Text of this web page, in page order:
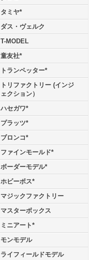
タミヤ*
ダス・ヴェルク
T-MODEL
童友社*
トランペッター*
トリファクトリー (インジ
ェクション）
ハセガワ*
プラッツ*
ブロンコ*
ファインモールド*
ボーダーモデル*
ホビーボス*
マジックファクトリー
マスターボックス
ミニアート*
モンモデル
ライフィールドモデル